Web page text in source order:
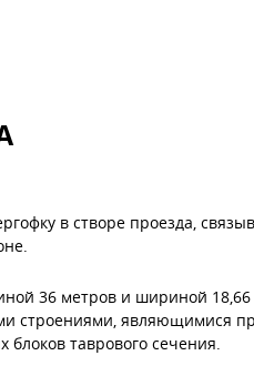
в створе проезда,
36 метров и шириной
строениями, являющимися
таврового сечения.